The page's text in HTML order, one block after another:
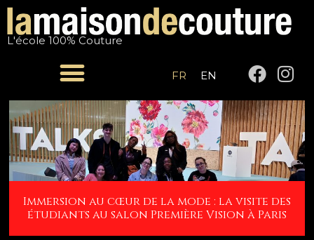
Aller
contenu
L'école 100% Couture
FR EN
F
a
c
e
b
o
o
k
I
n
s
t
a
g
r
a
m
Immersion au cœur de la mode : la visite des
étudiants au salon Première Vision à Paris
Navigation
l’article